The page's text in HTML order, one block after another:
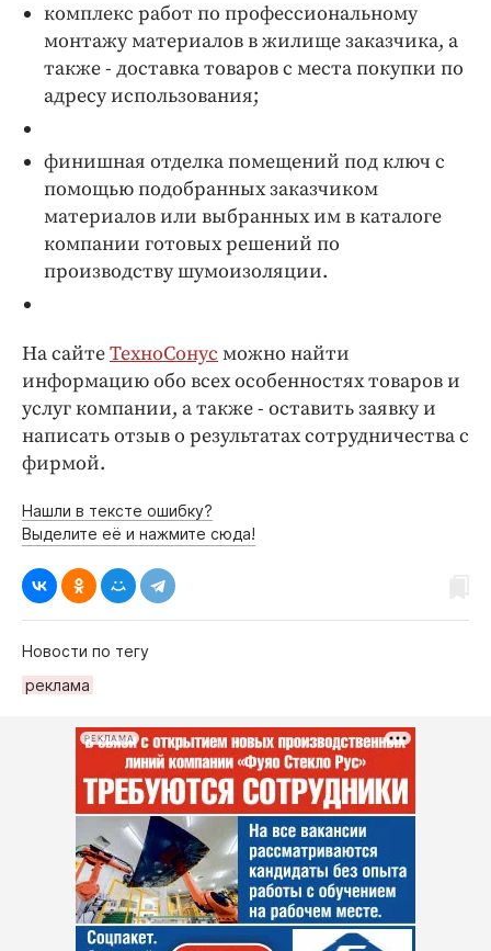
комплекс работ по профессиональному
монтажу материалов в жилище заказчика, а
также - доставка товаров с места покупки по
адресу использования;
финишная отделка помещений под ключ с
помощью подобранных заказчиком
материалов или выбранных им в каталоге
компании готовых решений по
производству шумоизоляции.
На сайтеТехноСонус можно найти
информацию обо всех особенностях товаров и
услуг компании, а также - оставить заявку и
написать отзыв о результатах сотрудничества с
фирмой.
Нашли в тексте ошибку?
Выделите её и нажмите сюда!
Новости по тегу
реклама
РЕКЛАМА